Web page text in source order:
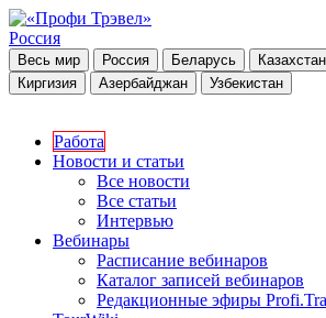
Россия
Весь мир Россия Беларусь Казахстан
Киргизия
Азербайджан Узбекистан
Работа
Новости и статьи
Все новости
Все статьи
Интервью
Вебинары
Расписание вебинаров
Каталог записей вебинаров
Редакционные эфиры